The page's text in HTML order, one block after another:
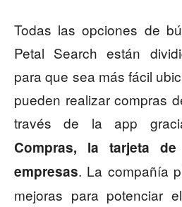
Todas las opciones de
Petal Search están
para que sea más fácil
pueden realizar compras
través de la app
Compras, la tarjeta
empresas. La compañía
mejoras para potenciar